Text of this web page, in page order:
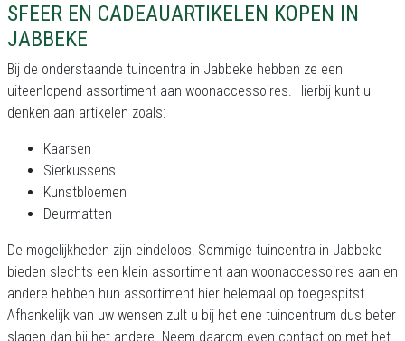
SFEER EN CADEAUARTIKELEN KOPEN IN
JABBEKE
Bij de onderstaande tuincentra in Jabbeke hebben ze een
uiteenlopend assortiment aan woonaccessoires. Hierbij kunt u
denken aan artikelen zoals:
Kaarsen
Sierkussens
Kunstbloemen
Deurmatten
De mogelijkheden zijn eindeloos! Sommige tuincentra in Jabbeke
bieden slechts een klein assortiment aan woonaccessoires aan en
andere hebben hun assortiment hier helemaal op toegespitst.
Afhankelijk van uw wensen zult u bij het ene tuincentrum dus beter
slagen dan bij het andere. Neem daarom even contact op met het